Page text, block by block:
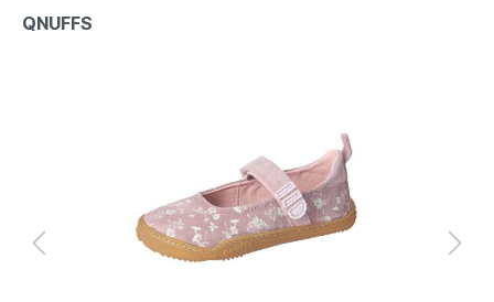
QNUFFS